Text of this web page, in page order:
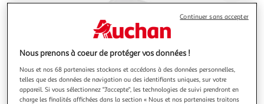
besoin
à
Nous prenons à coeur de protéger vos données !
Nous et nos 68 partenaires stockons et accédons à des données personnelles,
telles que des données de navigation ou des identifiants uniques, sur votre
appareil. Si vous sélectionnez "J'accepte", les technologies de suivi prendront en
charge les finalités affichées dans la section « Nous et nos partenaires traitons
Continuer sans accepter